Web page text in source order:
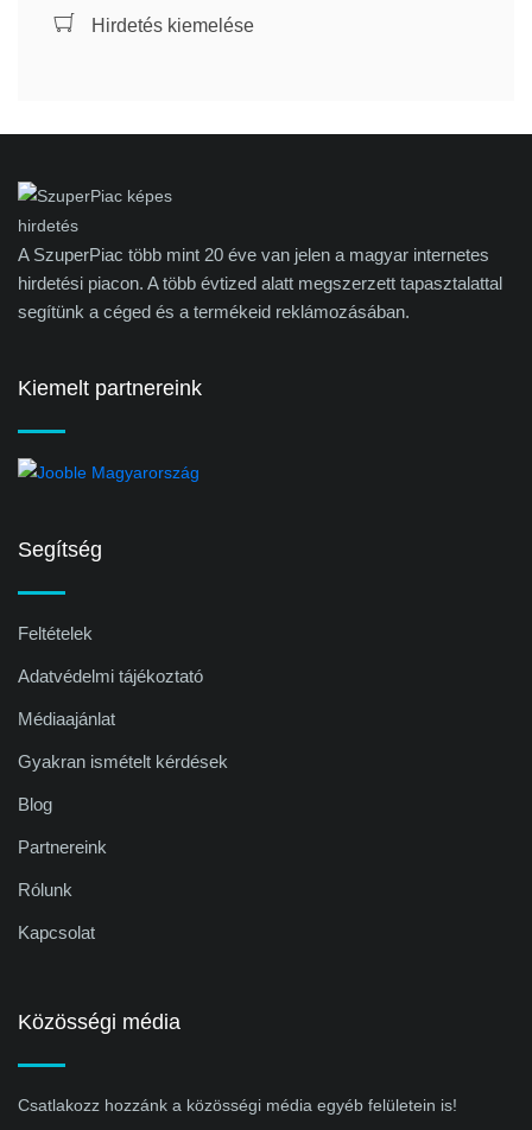
Hirdetés kiemelése
A SzuperPiac több mint 20 éve van jelen a magyar internetes
hirdetési piacon. A több évtized alatt megszerzett tapasztalattal
segítünk a céged és a termékeid reklámozásában.
Kiemelt partnereink
Segítség
Feltételek
Adatvédelmi tájékoztató
Médiaajánlat
Gyakran ismételt kérdések
Blog
Partnereink
Rólunk
Kapcsolat
Közösségi média
Csatlakozz hozzánk a közösségi média egyéb felületein is!